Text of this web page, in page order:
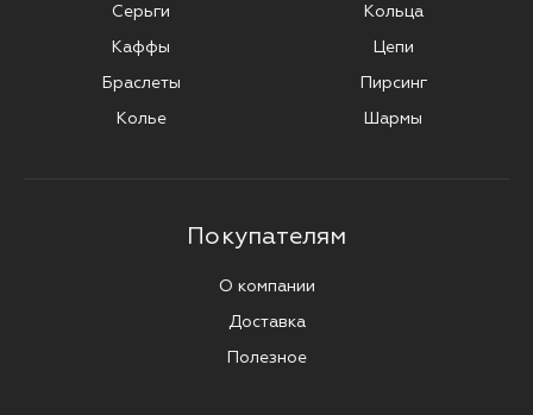
Серьги
Каффы
Браслеты
Колье
Кольца
Цепи
Пирсинг
Шармы
Покупателям
О компании
Доставка
Полезное